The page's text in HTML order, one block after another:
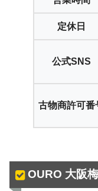
定休日
公式SNS
古物商許可番
OURO 大阪